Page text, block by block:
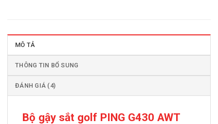
MÔ TẢ
THÔNG TIN BỔ SUNG
ĐÁNH GIÁ (4)
Bộ gậy sắt golf PING G430 AWT